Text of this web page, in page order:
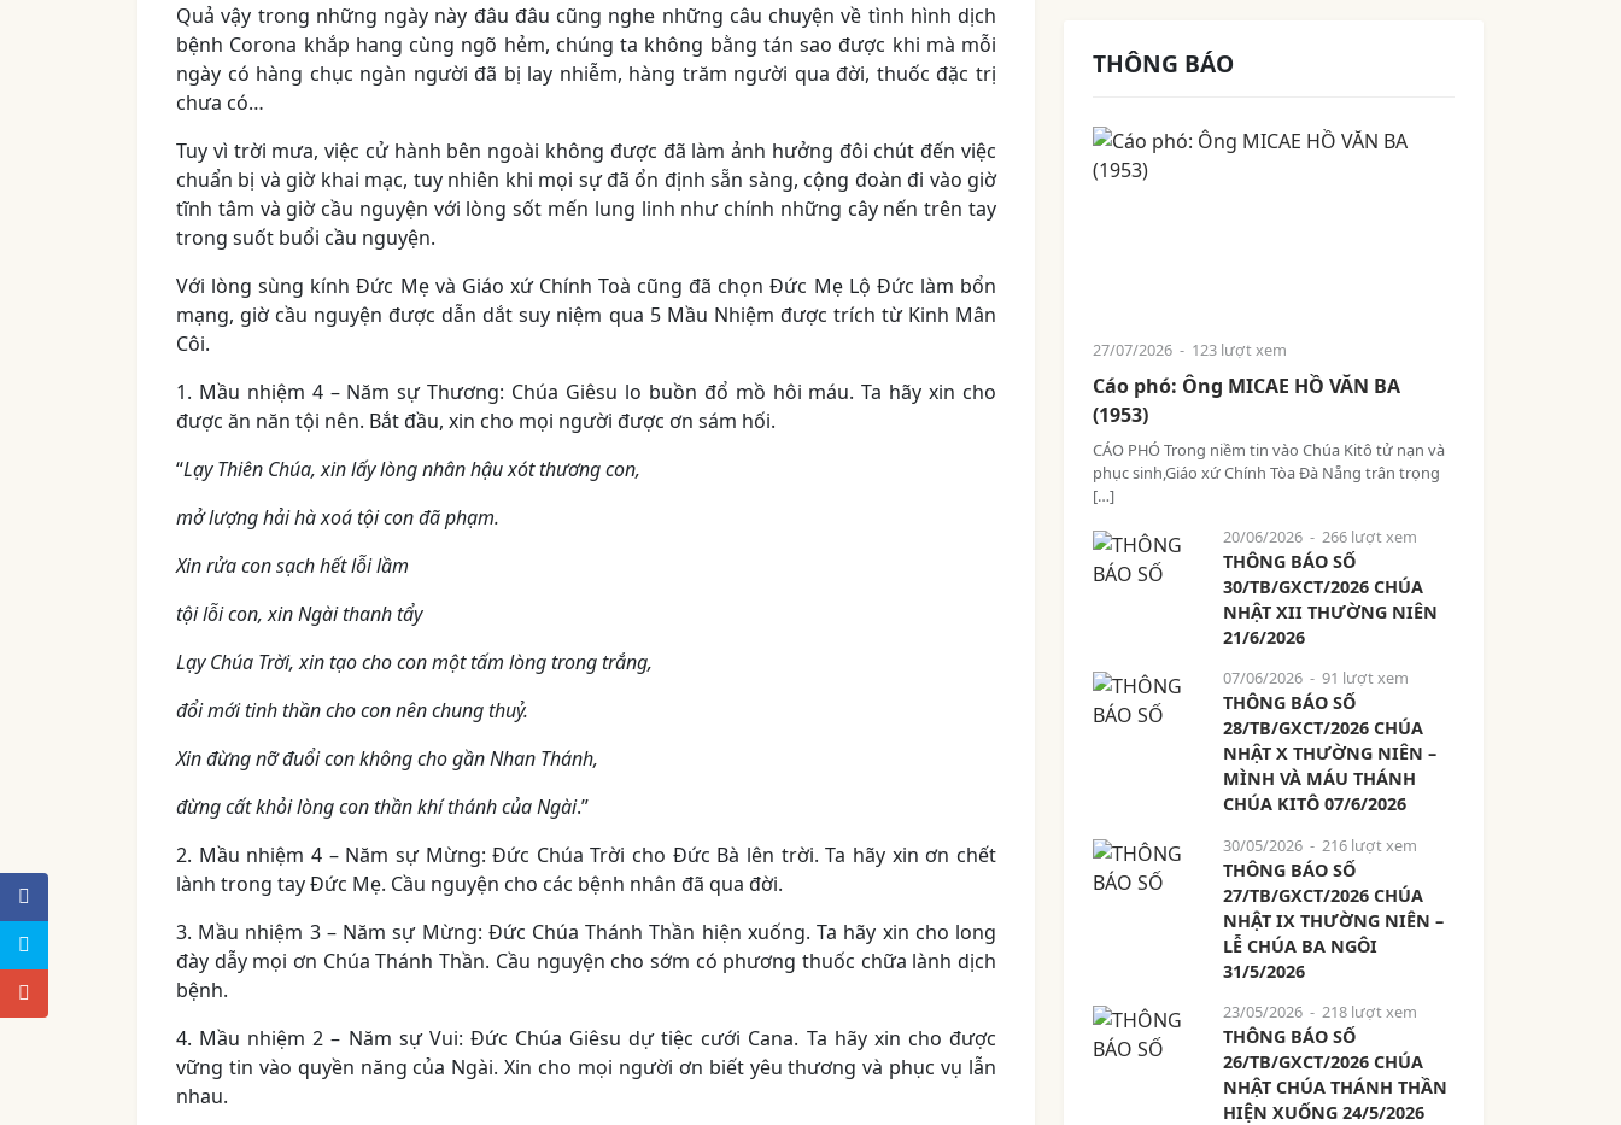
Quả vậy trong những ngày này đâu đâu cũng nghe những câu chuyện về tình hình dịch
bệnh Corona khắp hang cùng ngõ hẻm, chúng ta không bằng tán sao được khi mà mỗi
ngày có hàng chục ngàn người đã bị lay nhiễm, hàng trăm người qua đời, thuốc đặc trị
chưa có…
Tuy vì trời mưa, việc cử hành bên ngoài không được đã làm ảnh hưởng đôi chút đến việc
chuẩn bị và giờ khai mạc, tuy nhiên khi mọi sự đã ổn định sẵn sàng, cộng đoàn đi vào giờ
tĩnh tâm và giờ cầu nguyện với lòng sốt mến lung linh như chính những cây nến trên tay
trong suốt buổi cầu nguyện.
Với lòng sùng kính Đức Mẹ và Giáo xứ Chính Toà cũng đã chọn Đức Mẹ Lộ Đức làm bổn
mạng, giờ cầu nguyện được dẫn dắt suy niệm qua 5 Mầu Nhiệm được trích từ Kinh Mân
Côi.
1. Mầu nhiệm 4 – Năm sự Thương: Chúa Giêsu lo buồn đổ mồ hôi máu. Ta hãy xin cho
được ăn năn tội nên. Bắt đầu, xin cho mọi người được ơn sám hối.
“Lạy Thiên Chúa, xin lấy lòng nhân hậu xót thương con,
mở lượng hải hà xoá tội con đã phạm.
Xin rửa con sạch hết lỗi lầm
tội lỗi con, xin Ngài thanh tẩy
Lạy Chúa Trời, xin tạo cho con một tấm lòng trong trắng,
đổi mới tinh thần cho con nên chung thuỷ.
Xin đừng nỡ đuổi con không cho gần Nhan Thánh,
đừng cất khỏi lòng con thần khí thánh của Ngài.”
2. Mầu nhiệm 4 – Năm sự Mừng: Đức Chúa Trời cho Đức Bà lên trời. Ta hãy xin ơn chết
lành trong tay Đức Mẹ. Cầu nguyện cho các bệnh nhân đã qua đời.
3. Mầu nhiệm 3 – Năm sự Mừng: Đức Chúa Thánh Thần hiện xuống. Ta hãy xin cho long
đày dẫy mọi ơn Chúa Thánh Thần. Cầu nguyện cho sớm có phương thuốc chữa lành dịch
bệnh.
4. Mầu nhiệm 2 – Năm sự Vui: Đức Chúa Giêsu dự tiệc cưới Cana. Ta hãy xin cho được
vững tin vào quyền năng của Ngài. Xin cho mọi người ơn biết yêu thương và phục vụ lẫn
nhau.
THÔNG BÁO
27/07/2026 - 123 lượt xem
Cáo phó: Ông MICAE HỒ VĂN BA
(1953)
CÁO PHÓ Trong niềm tin vào Chúa Kitô tử nạn và
phục sinh,Giáo xứ Chính Tòa Đà Nẵng trân trọng
[…]
20/06/2026- 266 lượt xem
THÔNG BÁO SỐ
30/TB/GXCT/2026 CHÚA
NHẬT XII THƯỜNG NIÊN
21/6/2026
07/06/2026- 91 lượt xem
THÔNG BÁO SỐ
28/TB/GXCT/2026 CHÚA
NHẬT X THƯỜNG NIÊN –
MÌNH VÀ MÁU THÁNH
CHÚA KITÔ 07/6/2026
30/05/2026- 216 lượt xem
THÔNG BÁO SỐ
27/TB/GXCT/2026 CHÚA
NHẬT IX THƯỜNG NIÊN –
LỄ CHÚA BA NGÔI
31/5/2026
23/05/2026- 218 lượt xem
THÔNG BÁO SỐ
26/TB/GXCT/2026 CHÚA
NHẬT CHÚA THÁNH THẦN
HIỆN XUỐNG 24/5/2026